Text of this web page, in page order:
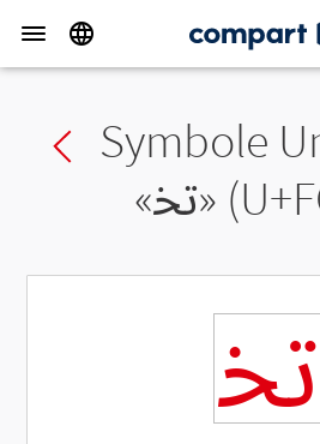
Previous char
Symbole
«ﲣ»
ﲣ